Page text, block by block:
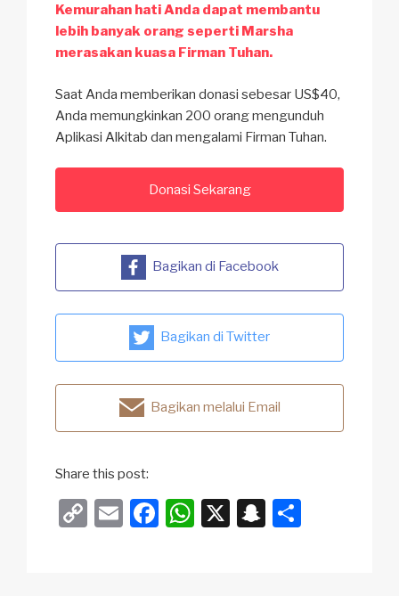
Kemurahan hati Anda dapat membantu
lebih banyak orang seperti Marsha
merasakan kuasa Firman Tuhan.
Saat Anda memberikan donasi sebesar US$40,
Anda memungkinkan 200 orang mengunduh
Aplikasi Alkitab dan mengalami Firman Tuhan.
Donasi Sekarang
Bagikan di Facebook
Bagikan di Twitter
Bagikan melalui Email
Share this post:
C
E
F
W X
S